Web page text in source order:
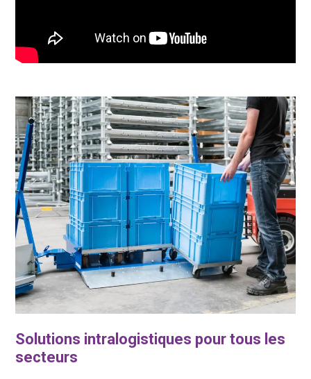
Solutions intralogistiques pour tous les
secteurs